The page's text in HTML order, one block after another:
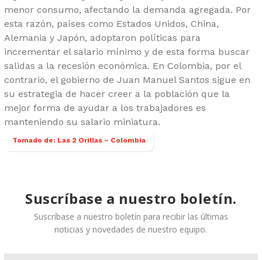
menor consumo, afectando la demanda agregada. Por
esta razón, países como Estados Unidos, China,
Alemania y Japón, adoptaron políticas para
incrementar el salario mínimo y de esta forma buscar
salidas a la recesión económica. En Colombia, por el
contrario, el gobierno de Juan Manuel Santos sigue en
su estrategia de hacer creer a la población que la
mejor forma de ayudar a los trabajadores es
manteniendo su salario miniatura.
Tomado de: Las 2 Orillas – Colombia
Suscríbase a nuestro boletín.
Suscríbase a nuestro boletín para recibir las últimas
noticias y novedades de nuestro equipo.